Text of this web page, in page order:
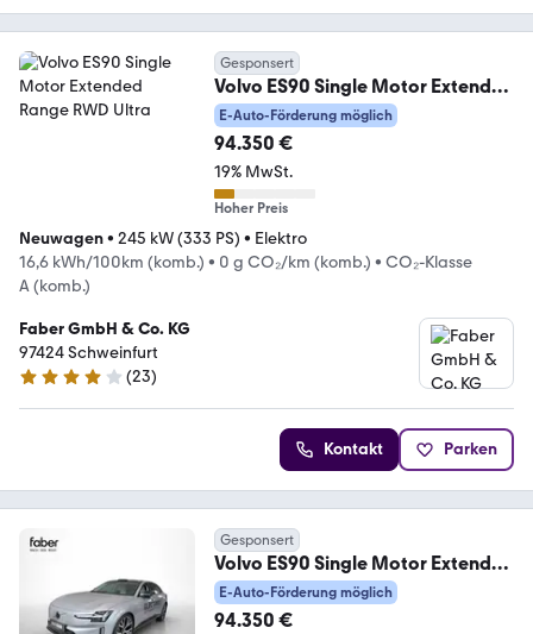
Gesponsert
Volvo ES90 Single Motor Extended
Range RWD Ultra
E-Auto-Förderung möglich
94.350 €
19% MwSt.
Hoher Preis
Neuwagen• 245 kW (333 PS) • Elektro
16,6 kWh/100km (komb.) • 0 g CO₂/km (komb.) • CO₂-Klasse
A (komb.)
Faber GmbH & Co. KG
97424 Schweinfurt
4.2 Sterne
(23)
Kontakt Parken
Gesponsert
Volvo ES90 Single Motor Extended
Range RWD Ultra
E-Auto-Förderung möglich
94.350 €